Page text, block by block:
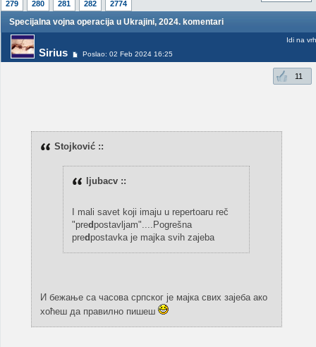
279
280 281 282 2774
Specijalna vojna operacija u Ukrajini, 2024. komentari
Sirius Poslao: 02 Feb 2024 16:25
Idi na vrh
11
Stojković ::
ljubacv ::
I mali savet koji imaju u repertoaru reč
"pred postavljam"....Pogrešna
pred postavka je majka svih zajeba
И бежање са часова српског је мајка свих зајеба ако
хоћеш да правилно пишеш